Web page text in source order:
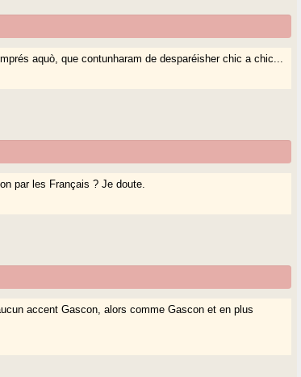
aquò, que contunharam de desparéisher chic a chic...
par les Français ? Je doute.
accent Gascon, alors comme Gascon et en plus